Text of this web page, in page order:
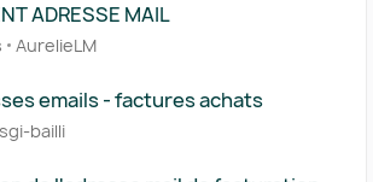
ADRESSE MAIL
AurelieLM
emails - factures achats
sgi-bailli